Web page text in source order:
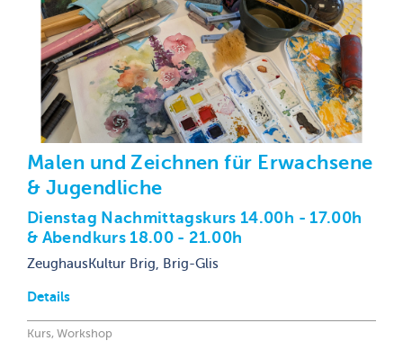
Malen und Zeichnen für Erwachsene
& Jugendliche
Dienstag Nachmittagskurs 14.00h - 17.00h
& Abendkurs 18.00 - 21.00h
ZeughausKultur Brig, Brig-Glis
Details
Kurs, Workshop